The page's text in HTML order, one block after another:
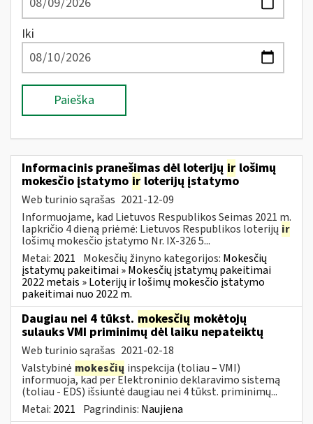
Iki
Paieška
Informacinis pranešimas dėl loterijų ir lošimų
mokesčio įstatymo ir loterijų įstatymo
Web turinio sąrašas 2021-12-09
Informuojame, kad Lietuvos Respublikos Seimas 2021 m.
lapkričio 4 dieną priėmė: Lietuvos Respublikos loterijų ir
lošimų mokesčio įstatymo Nr. IX-326 5...
Metai: 2021 Mokesčių žinyno kategorijos: Mokesčių
įstatymų pakeitimai » Mokesčių įstatymų pakeitimai
2022 metais » Loterijų ir lošimų mokesčio įstatymo
pakeitimai nuo 2022 m.
Daugiau nei 4 tūkst. mokesčių mokėtojų
sulauks VMI priminimų dėl laiku nepateiktų
Web turinio sąrašas 2021-02-18
Valstybinė mokesčių inspekcija (toliau – VMI)
informuoja, kad per Elektroninio deklaravimo sistemą
(toliau - EDS) išsiuntė daugiau nei 4 tūkst. priminimų...
Metai: 2021 Pagrindinis: Naujiena